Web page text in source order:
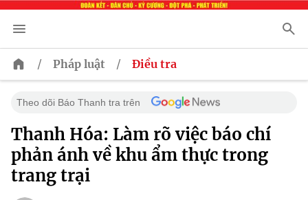
/ Pháp luật / Điều tra
Theo dõi Báo Thanh tra trên
Thanh Hóa: Làm rõ việc báo chí
phản ánh về khu ẩm thực trong
trang trại